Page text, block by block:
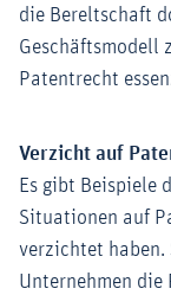
die Bereltschaft
Geschäftsmodell
Patentrecht
Verzicht auf
Es gibt Beispiele
Situationen auf
verzichtet haben.
Unternehmen die